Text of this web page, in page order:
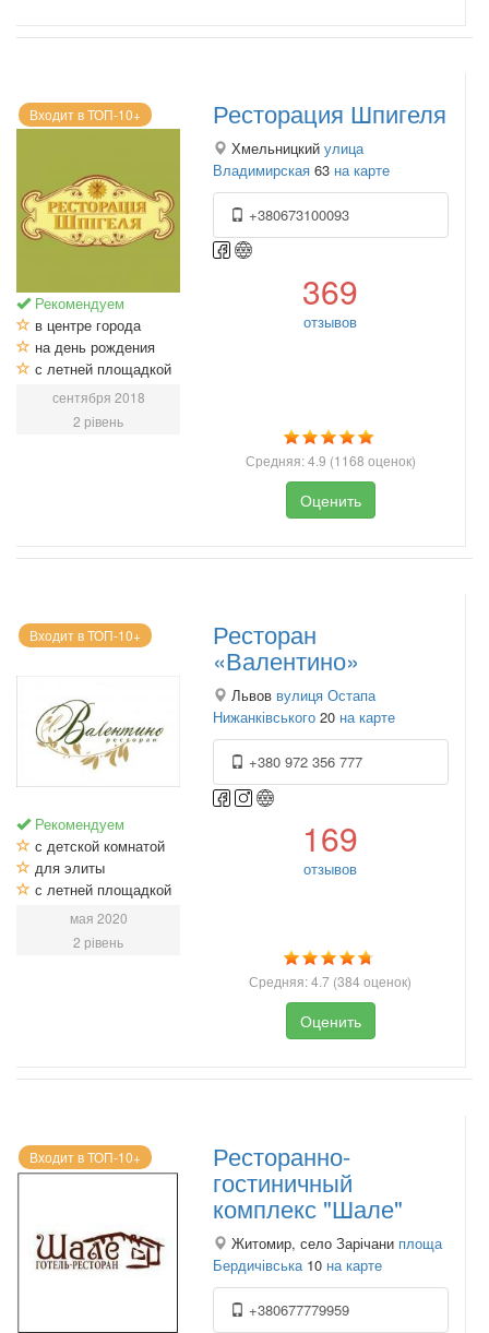
Входит в ТОП-10+
Рекомендуем
в центре города
на день рождения
с летней площадкой
сентября 2018
2 рівень
Ресторация Шпигеля
Хмельницкий улица
Владимирская 63 на карте
+380673100093
369
отзывов
Средняя:4.9 (1168 оценок)
Оценить
Входит в ТОП-10+
Рекомендуем
с детской комнатой
для элиты
с летней площадкой
мая 2020
2 рівень
Ресторан
«Валентино»
Львов вулиця Остапа
Нижанківського 20 на карте
+380 972 356 777
169
отзывов
Средняя:4.7 (384 оценок)
Оценить
Входит в ТОП-10+ Ресторанно-
гостиничный
комплекс "Шале"
Житомир, село Зарічани площа
Бердичівська 10 на карте
+380677779959